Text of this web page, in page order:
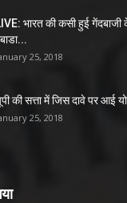
भारत की कसी हुई
25, 2018
की सत्ता में जिस दावे पर आई
25, 2018